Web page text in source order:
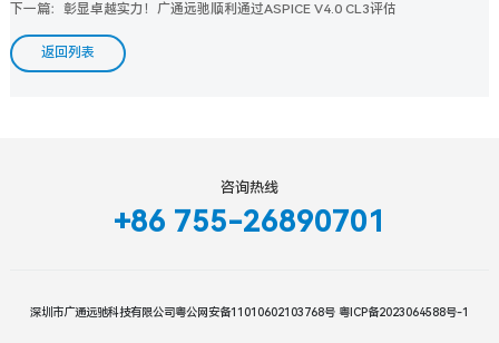
下一篇：彰显卓越实力！广通远驰顺利通过ASPICE V4.0 CL3评估
返回列表
咨询热线
+86 755-26890701
深圳市广通远驰科技有限公司粤公网安备11010602103768号 粤ICP备2023064588号-1